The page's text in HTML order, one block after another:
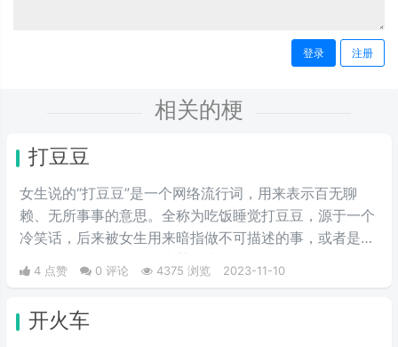
登录 注册
相关的梗
打豆豆
女生说的“打豆豆”是一个网络流行词，用来表示百无聊
赖、无所事事的意思。全称为吃饭睡觉打豆豆，源于一个
冷笑话，后来被女生用来暗指做不可描述的事，或者是自
4 点赞 0 评论 4375 浏览 2023-11-10
开火车